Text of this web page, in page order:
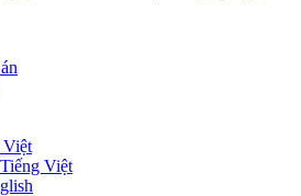
Tiếng Việt